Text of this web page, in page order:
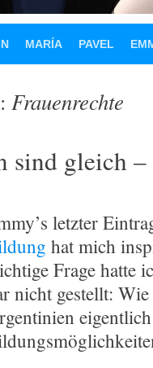
MARÍA PAVEL
Frauenrechte
sind gleich
letzter
hat mich
Frage hatte
nicht gestellt: